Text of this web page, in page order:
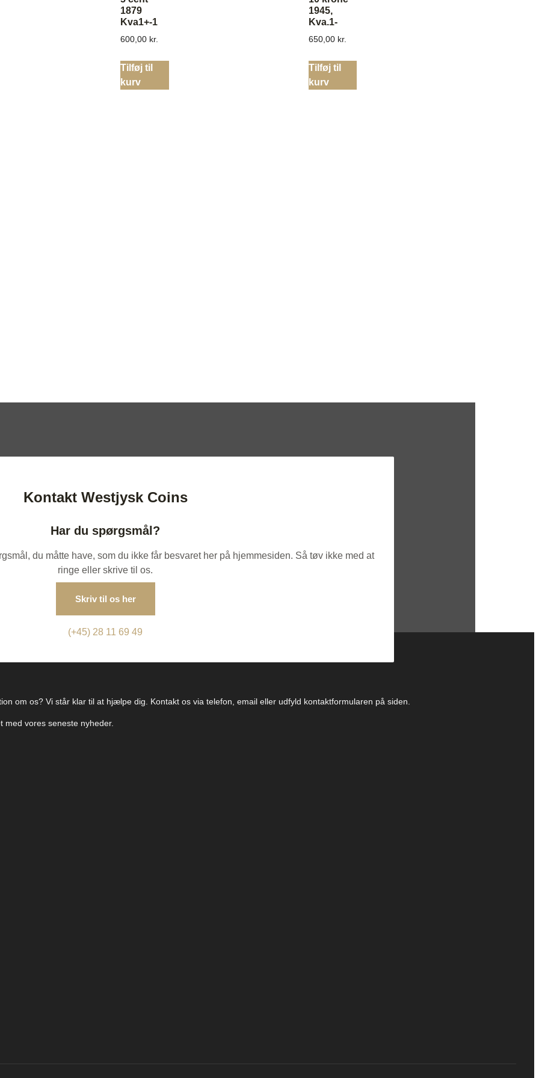
1879
Kva1+-1
600,00 kr.
Tilføj til
kurv
1945,
Kva.1-
650,00 kr.
Tilføj til
kurv
Kontakt Westjysk Coins
Har du spørgsmål?
du måtte have, som du ikke får besvaret her på hjemmesiden. Så tøv ikke med at
ringe eller skrive til os.
Skriv til os her
(+45) 28 11 69 49
om os? Vi står klar til at hjælpe dig. Kontakt os via telefon, email eller udfyld kontaktformularen på siden.
vores seneste nyheder.